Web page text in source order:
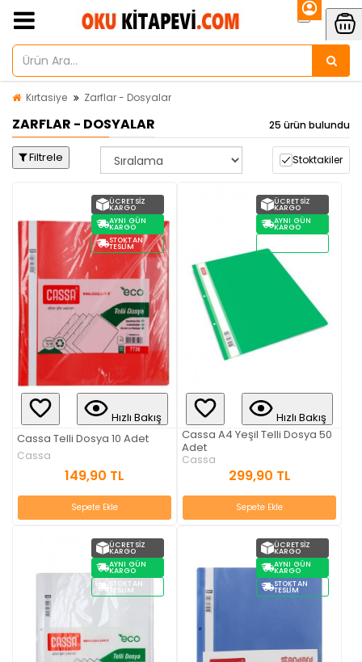
Kırtasiye Zarflar - Dosyalar
ZARFLAR - DOSYALAR 25 ürün bulundu
Filtrele Stoktakiler
ÜCRETSIZ
KARGO
AYNI GÜN
KARGO
STOKTAN
TESLIM
Hızlı Bakış
Cassa Telli Dosya 10 Adet
Cassa
149,90 TL
Sepete Ekle
ÜCRETSIZ
KARGO
AYNI GÜN
KARGO
Hızlı Bakış
Cassa A4 Yeşil Telli Dosya 50
Adet
Cassa
299,90 TL
Sepete Ekle
ÜCRETSIZ
KARGO
AYNI GÜN
KARGO
STOKTAN
TESLIM
ÜCRETSIZ
KARGO
AYNI GÜN
KARGO
STOKTAN
TESLIM